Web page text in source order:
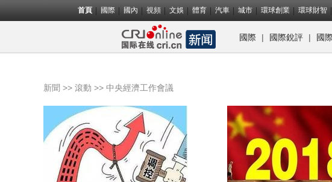
首頁 國際 國內 視頻 文娛 體育 汽車 城市 環球創業 環球財智
國際 | 國際銳評 | 國
新聞 >> 滾動 >> 中央經濟工作會議